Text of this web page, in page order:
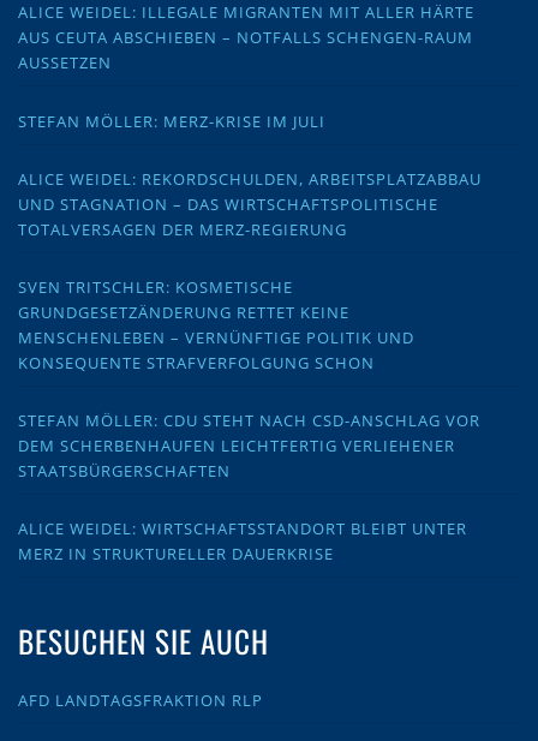
ALICE WEIDEL: ILLEGALE MIGRANTEN MIT ALLER HÄRTE
AUS CEUTA ABSCHIEBEN – NOTFALLS SCHENGEN-RAUM
AUSSETZEN
STEFAN MÖLLER: MERZ-KRISE IM JULI
ALICE WEIDEL: REKORDSCHULDEN, ARBEITSPLATZABBAU
UND STAGNATION – DAS WIRTSCHAFTSPOLITISCHE
TOTALVERSAGEN DER MERZ-REGIERUNG
SVEN TRITSCHLER: KOSMETISCHE
GRUNDGESETZÄNDERUNG RETTET KEINE
MENSCHENLEBEN – VERNÜNFTIGE POLITIK UND
KONSEQUENTE STRAFVERFOLGUNG SCHON
STEFAN MÖLLER: CDU STEHT NACH CSD-ANSCHLAG VOR
DEM SCHERBENHAUFEN LEICHTFERTIG VERLIEHENER
STAATSBÜRGERSCHAFTEN
ALICE WEIDEL: WIRTSCHAFTSSTANDORT BLEIBT UNTER
MERZ IN STRUKTURELLER DAUERKRISE
BESUCHEN SIE AUCH
AFD LANDTAGSFRAKTION RLP